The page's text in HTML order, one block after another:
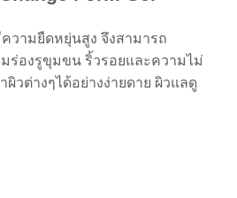
วามยืดหยุ่นสูง จึงสามารถ
มร่องรูขุมขน ริ้วรอยและความไม่
วต่างๆได้อย่างง่ายดาย ผิวแลดู